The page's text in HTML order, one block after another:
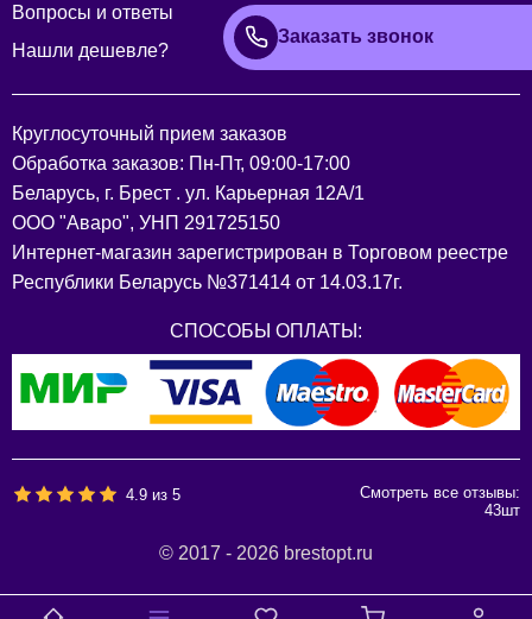
Вопросы и ответы
Нашли дешевле?
Заказать звонок
Круглосуточный прием заказов
Обработка заказов: Пн-Пт, 09:00-17:00
Беларусь, г. Брест . ул. Карьерная 12А/1
ООО "Аваро", УНП 291725150
Интернет-магазин зарегистрирован в Торговом реестре
Республики Беларусь №371414 от 14.03.17г.
СПОСОБЫ ОПЛАТЫ:
4.9 из5
Смотреть все отзывы:
43шт
© 2017 - 2026 brestopt.ru